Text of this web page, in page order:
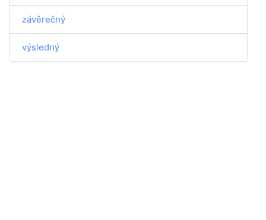
závěrečný
výsledný